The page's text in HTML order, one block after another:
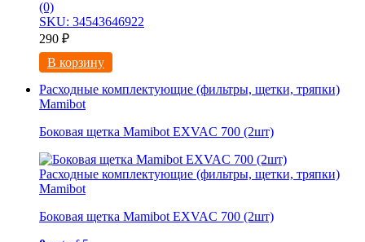
(0)
SKU: 34543646922
290 ₽
В корзину
Расходные комплектующие (фильтры, щетки, тряпки)
Mamibot
Боковая щетка Mamibot EXVAC 700 (2шт)
Расходные комплектующие (фильтры, щетки, тряпки)
Mamibot
Боковая щетка Mamibot EXVAC 700 (2шт)